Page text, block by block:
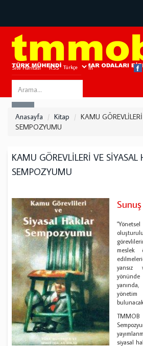
Site Haritası RSS Bize Ulaşın
Search
this
site
Anasayfa Kitap
KAMU
SEMPOZYUMU
KAMU GÖREVLİLERİ VE SİYASAL
SEMPOZYUMU
Sunuş
meslek
yansız
yönetim
TMMOB
siyasal